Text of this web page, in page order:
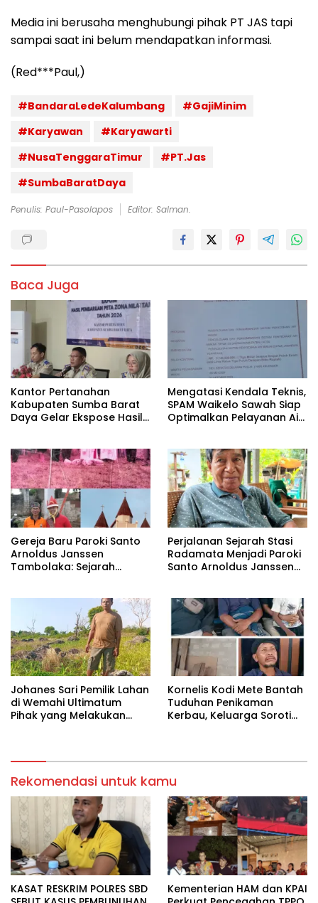
Media ini berusaha menghubungi pihak PT JAS tapi
sampai saat ini belum mendapatkan informasi.
(Red***Paul,)
#BandaraLedeKalumbang
#GajiMinim
#Karyawan
#Karyawarti
#NusaTenggaraTimur
#PT.Jas
#SumbaBaratDaya
Penulis: Paul-Pasolapos Editor: Salman.
Baca Juga
Kantor Pertanahan
Kabupaten Sumba Barat
Daya Gelar Ekspose Hasil
Mengatasi Kendala Teknis,
SPAM Waikelo Sawah Siap
Optimalkan Pelayanan Air
Gereja Baru Paroki Santo
Arnoldus Janssen
Tambolaka: Sejarah
Kolektif Perjuangan Para
Imam Bersama Para
Tokoh Umat
Perjalanan Sejarah Stasi
Radamata Menjadi Paroki
Santo Arnoldus Janssen
‎Johanes Sari Pemilik Lahan
di Wemahi Ultimatum
Pihak yang Melakukan
Kornelis Kodi Mete Bantah
Tuduhan Penikaman
Kerbau, Keluarga Soroti
Rekomendasi untuk kamu
KASAT RESKRIM POLRES SBD
Kementerian HAM dan KPAI